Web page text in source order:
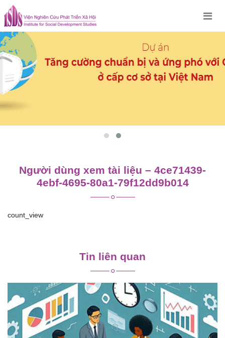
Skip
to
content
Người dùng xem tài liệu – 4ce71439-
4ebf-4695-80a1-79f12dd9b014
count_view
viết
Tin liên quan